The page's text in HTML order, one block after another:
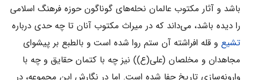
باشد و آثار مکتوب عالمان نحله‌هاى گوناگون حوزه فرهنگ اسلامى
را دیده باشد، مى‌داند که در میراث مکتوب آنان تا چه حدى درباره
تشیعو قله افراشته آن ستم روا شده است و بالطبع بر پیشواى
مجاهدان و مخلصان (على(ع)) نیز چه با کتمان حقایق و چه با